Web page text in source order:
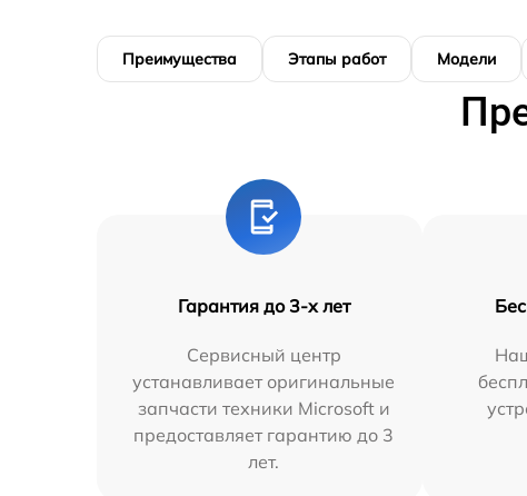
Преимущества Этапы работ Модели
Гарантия до 3-х лет
Сервисный центр
устанавливает оригинальные
запчасти техники Microsoft и
предоставляет гарантию до 3
лет.